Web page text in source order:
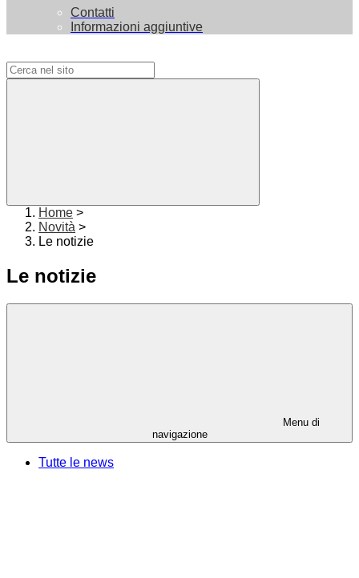
Contatti
Informazioni aggiuntive
Home >
Novità >
Le notizie
Le notizie
Menu di
navigazione
Tutte le news